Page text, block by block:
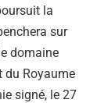
la
sur
domaine
du Royaume
signé, le 27